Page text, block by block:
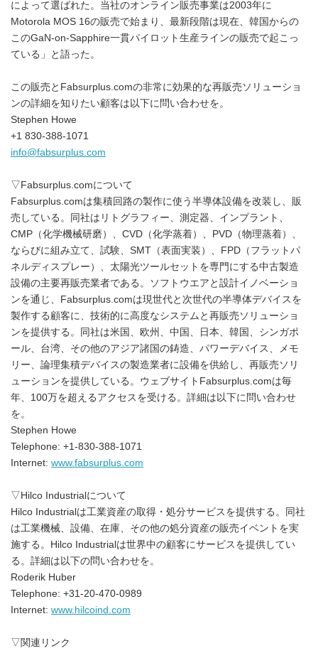
によって選ばれた。当社のオンライン販売事業は2003年に
Motorola MOS 16の販売で始まり、最新段階は現在、韓国からの
このGaN-on-Sapphire一貫パイロット生産ラインの販売で起こっ
ている」と語った。
この販売とFabsurplus.comの非常に効果的な再販売ソリューショ
ンの詳細を知りたい顧客は以下に問い合わせを。
Stephen Howe
+1 830-388-1071
info@fabsurplus.com
▽Fabsurplus.comについて
Fabsurplus.comは集積回路の製作に使う半導体設備を改装し、販
売している。同社はリトグラフィー、測定器、インプラント、
CMP（化学機械研磨）、CVD（化学蒸着）、PVD（物理蒸着）、
ならびに組み立て、試験、SMT（表面実装）、FPD（フラットパ
ネルディスプレー）、太陽光ツールセットを専門にする中古製造
設備の主要再販売業者である。ソフトウエアと設計イノベーショ
ンを通じ、Fabsurplus.comは現世代と次世代の半導体デバイスを
製作する顧客に、技術的に高度なシステムと再販売ソリューショ
ンを提供する。同社は米国、欧州、中国、日本、韓国、シンガポ
ール、台湾、その他のアジア諸国の鋳造、パワーデバイス、メモ
リー、論理集積デバイスの製造業者に設備を供給し、再販売ソリ
ューションを提供している。ウェブサイトFabsurplus.comは毎
年、100万を超えるアクセスを受ける。詳細は以下に問い合わせ
を。
Stephen Howe
Telephone: +1-830-388-1071
Internet: www.fabsurplus.com
▽Hilco Industrialについて
Hilco Industrialは工業資産の取得・処分サービスを提供する。同社
は工業機械、設備、在庫、その他の処分資産の販売イベントを実
施する。Hilco Industrialは世界中の顧客にサービスを提供してい
る。詳細は以下の問い合わせを。
Roderik Huber
Telephone: +31-20-470-0989
Internet: www.hilcoind.com
▽関連リンク